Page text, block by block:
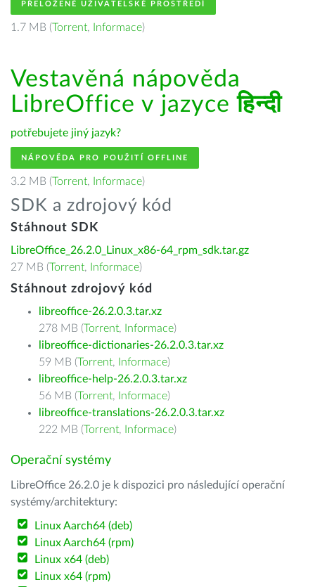
PŘELOŽENÉ UŽIVATELSKÉ PROSTŘEDÍ
1.7 MB (Torrent, Informace)
Vestavěná nápověda
LibreOffice v jazyceहिन्दी
potřebujete jiný jazyk?
NÁPOVĚDA PRO POUŽITÍ OFFLINE
3.2 MB (Torrent, Informace)
SDK a zdrojový kód
Stáhnout SDK
LibreOffice_26.2.0_Linux_x86-64_rpm_sdk.tar.gz
27 MB (Torrent, Informace)
Stáhnout zdrojový kód
libreoffice-26.2.0.3.tar.xz
278 MB (Torrent, Informace)
libreoffice-dictionaries-26.2.0.3.tar.xz
59 MB (Torrent, Informace)
libreoffice-help-26.2.0.3.tar.xz
56 MB (Torrent, Informace)
libreoffice-translations-26.2.0.3.tar.xz
222 MB (Torrent, Informace)
Operační systémy
LibreOffice 26.2.0 je k dispozici pro následující operační
systémy/architektury:
Linux Aarch64 (deb)
Linux Aarch64 (rpm)
Linux x64 (deb)
Linux x64 (rpm)